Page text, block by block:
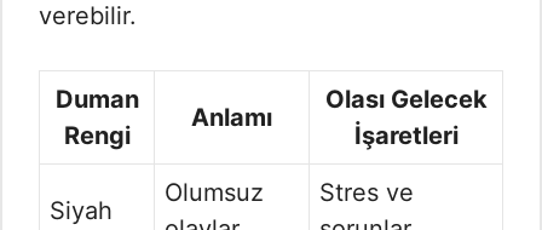
verebilir.
Duman
Rengi
Anlamı
Olası Gelecek
İşaretleri
Siyah
Olumsuz
Stres ve